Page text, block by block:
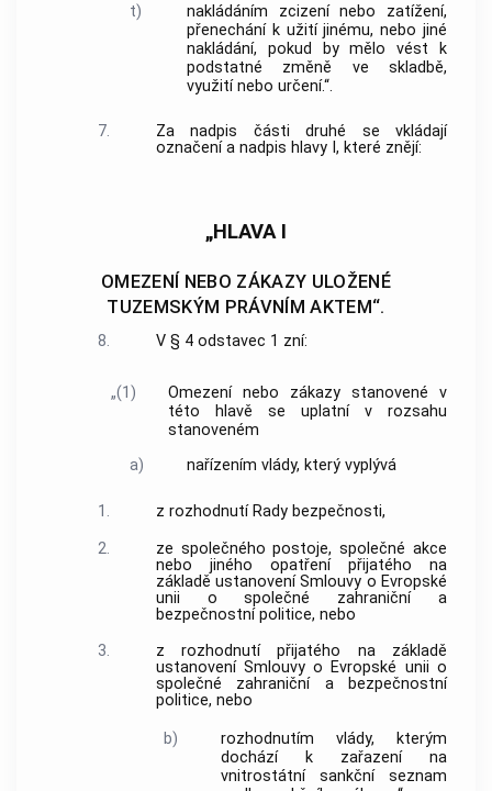
t)
nakládáním zcizení nebo zatížení,
přenechání k užití jinému, nebo jiné
nakládání, pokud by mělo vést k
podstatné změně ve skladbě,
využití nebo určení.“.
7.
Za nadpis části druhé se vkládají
označení a nadpis hlavy I, které znějí:
„HLAVA I
OMEZENÍ NEBO ZÁKAZY ULOŽENÉ
TUZEMSKÝM PRÁVNÍM AKTEM“.
8. V § 4 odstavec 1 zní:
„(1)
Omezení nebo zákazy stanovené v
této hlavě se uplatní v rozsahu
stanoveném
a)
nařízením vlády, který vyplývá
1.
z rozhodnutí Rady bezpečnosti,
2.
ze společného postoje, společné akce
nebo jiného opatření přijatého na
základě ustanovení Smlouvy o Evropské
unii o společné zahraniční a
bezpečnostní politice, nebo
3.
z rozhodnutí přijatého na základě
ustanovení Smlouvy o Evropské unii o
společné zahraniční a bezpečnostní
politice, nebo
b)
rozhodnutím vlády, kterým
dochází k zařazení na
vnitrostátní sankční seznam